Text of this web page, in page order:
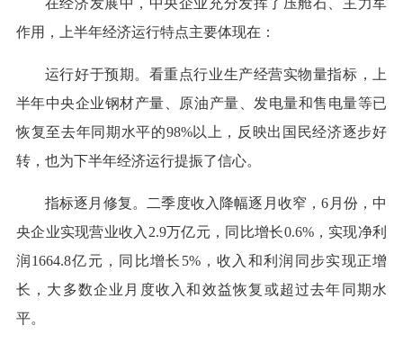
在经济发展中，中央企业充分发挥了压舱石、主力军
作用，上半年经济运行特点主要体现在：
运行好于预期。看重点行业生产经营实物量指标，上
半年中央企业钢材产量、原油产量、发电量和售电量等已
恢复至去年同期水平的98%以上，反映出国民经济逐步好
转，也为下半年经济运行提振了信心。
指标逐月修复。二季度收入降幅逐月收窄，6月份，中
央企业实现营业收入2.9万亿元，同比增长0.6%，实现净利
润1664.8亿元，同比增长5%，收入和利润同步实现正增
长，大多数企业月度收入和效益恢复或超过去年同期水
平。